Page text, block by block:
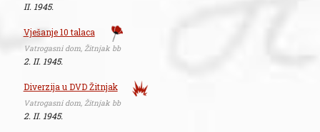
II. 1945.
Vješanje 10 talaca
Vatrogasni dom, Žitnjak bb
2. II. 1945.
Diverzija u DVD Žitnjak
Vatrogasni dom, Žitnjak bb
2. II. 1945.